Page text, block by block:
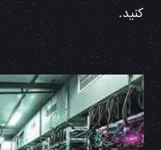
کنید.